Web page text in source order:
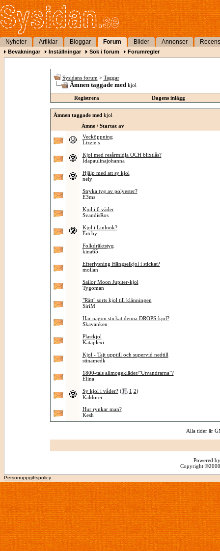
Nyheter Artiklar Bloggar Forum Bilder Annonser
Bevakningar Inställningar Sök i forum Forumregler
Sysidans forum > Taggar
Ämnen taggade med kjol
Registrera Dagens inlägg
Ämnen taggade med kjol
Ämne / Startat av
Vecköppning
Lizzie.s
Kjol med resårmidja OCH blixtlås?
Idapaulinajohanna
Hjälp med att sy kjol
nely
Stryka tyg av polyester?
E3ms
Kjol i 6 våder
SvandisRos
Kjol i Linlook?
Eitchy
Folkdräktstyg
kina65
Efterlysning Hängselkjol i stickat?
mollan
Sailor Moon Jupiter-kjol
Tygoman
"Rätt" sorts kjol till klänningen
SiriM
Har någon stickat denna DROPS-kjol?
Skavanken
Plastkjol
Kataplexi
Kjol - Tajt upptill och supervid nedtill
stinamedk
1800-tals allmogekläder/"Utvandrarna"?
Elina
Sy kjol i våder? ( 1 2)
Kaldorei
Hur rynkar man?
Kesh
Alla tider är
Powered
Copyright
Personuppgiftspolicy